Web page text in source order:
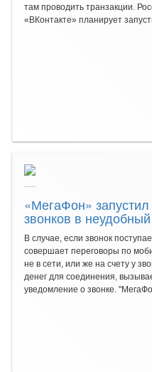
там проводить транзакции.
«ВКонтакте» планирует
«МегаФон» запустил
звонков в
В случае, если звонок
совершает переговоры по
не в сети, или же на счету у
денег для соединения,
уведомление о звонке.